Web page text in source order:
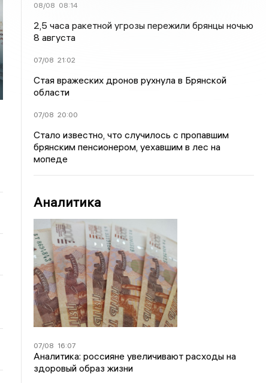
08/08 08:14
2,5 часа ракетной угрозы пережили брянцы ночью
8 августа
07/08 21:02
Стая вражеских дронов рухнула в Брянской
области
07/08 20:00
Стало известно, что случилось с пропавшим
брянским пенсионером, уехавшим в лес на
мопеде
Аналитика
07/08 16:07
Аналитика: россияне увеличивают расходы на
здоровый образ жизни